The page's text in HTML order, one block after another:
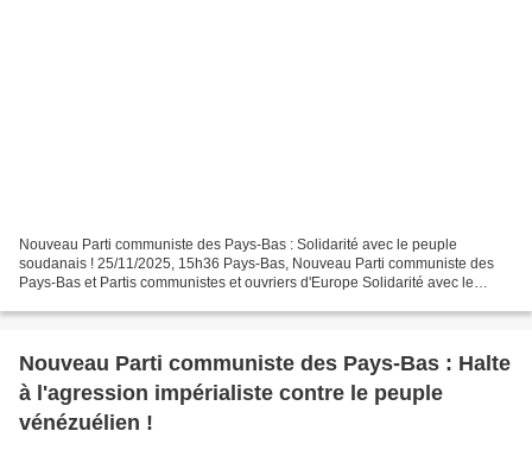
Nouveau Parti communiste des Pays-Bas : Solidarité avec le peuple
soudanais ! 25/11/2025, 15h36 Pays-Bas, Nouveau Parti communiste des
Pays-Bas et Partis communistes et ouvriers d'Europe Solidarité avec le
Nouveau Parti communiste des Pays-Bas : Halte
à l'agression impérialiste contre le peuple
vénézuélien !